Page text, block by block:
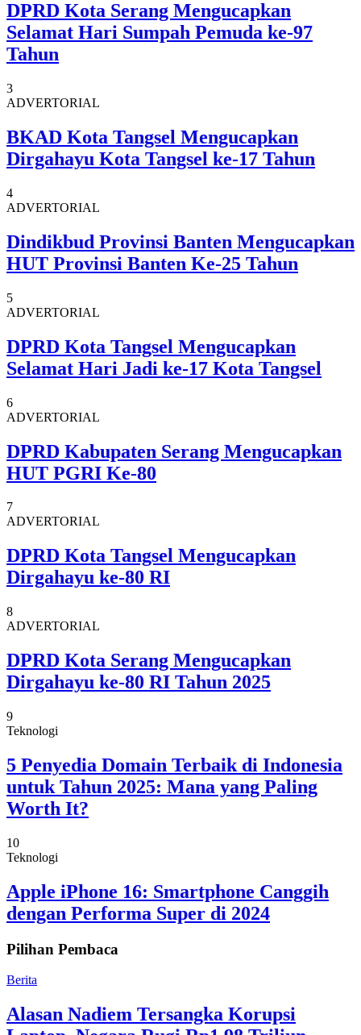
DPRD Kota Serang Mengucapkan
Selamat Hari Sumpah Pemuda ke-97
Tahun
3
ADVERTORIAL
BKAD Kota Tangsel Mengucapkan
Dirgahayu Kota Tangsel ke-17 Tahun
4
ADVERTORIAL
Dindikbud Provinsi Banten Mengucapkan
HUT Provinsi Banten Ke-25 Tahun
5
ADVERTORIAL
DPRD Kota Tangsel Mengucapkan
Selamat Hari Jadi ke-17 Kota Tangsel
6
ADVERTORIAL
DPRD Kabupaten Serang Mengucapkan
HUT PGRI Ke-80
7
ADVERTORIAL
DPRD Kota Tangsel Mengucapkan
Dirgahayu ke-80 RI
8
ADVERTORIAL
DPRD Kota Serang Mengucapkan
Dirgahayu ke-80 RI Tahun 2025
9
Teknologi
5 Penyedia Domain Terbaik di Indonesia
untuk Tahun 2025: Mana yang Paling
Worth It?
10
Teknologi
Apple iPhone 16: Smartphone Canggih
dengan Performa Super di 2024
Pilihan Pembaca
Berita
Alasan Nadiem Tersangka Korupsi